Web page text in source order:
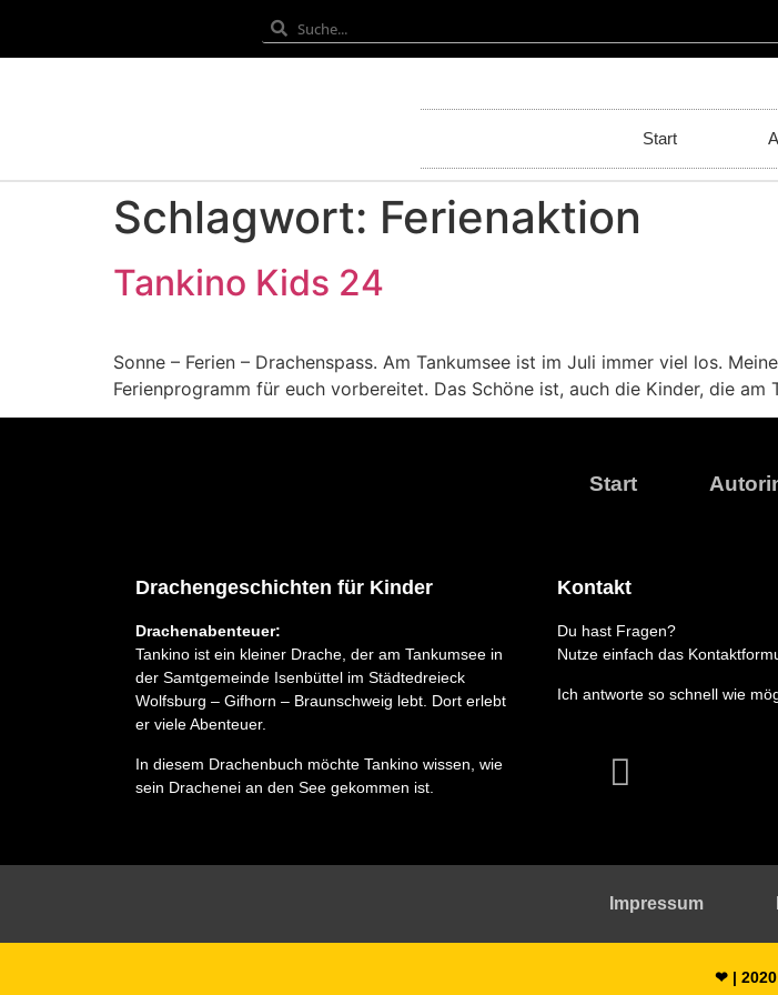
Start
Schlagwort: Ferienaktion
Tankino Kids 24
Sonne – Ferien – Drachenspass. Am Tankumsee ist im Juli immer viel los.
Ferienprogramm für euch vorbereitet. Das Schöne ist, auch die Kinder, die am
Start
Drachengeschichten für Kinder
Drachenabenteuer:
Tankino ist ein kleiner Drache, der am Tankumsee in
der Samtgemeinde Isenbüttel im Städtedreieck
Wolfsburg – Gifhorn – Braunschweig lebt. Dort erlebt
er viele Abenteuer.
In diesem Drachenbuch möchte Tankino wissen, wie
sein Drachenei an den See gekommen ist.
Kontakt
Du hast Fragen?
Nutze einfach das
Ich antworte so schnell wie
Impressum
❤ | 2020